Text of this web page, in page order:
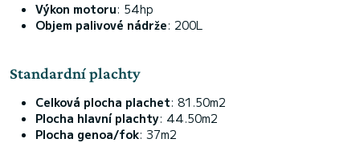
Výkon motoru: 54hp
Objem palivové nádrže: 200L
Standardní plachty
Celková plocha plachet: 81.50m2
Plocha hlavní plachty: 44.50m2
Plocha genoa/fok: 37m2